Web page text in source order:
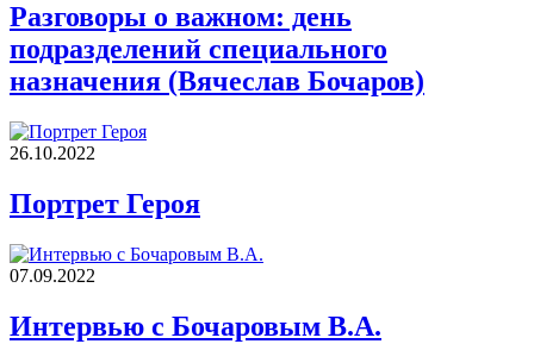
Разговоры о важном: день
подразделений специального
назначения (Вячеслав Бочаров)
26.10.2022
Портрет Героя
07.09.2022
Интервью с Бочаровым В.А.